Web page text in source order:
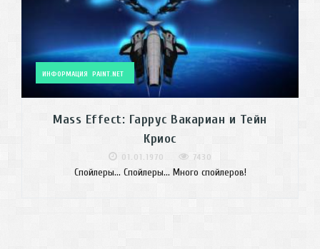
ИНФОРМАЦИЯ PAINT.NET
Mass Effect: Гаррус Вакариан и Тейн
Криос
01.01.1970 7430
Спойлеры... Спойлеры... Много спойлеров!